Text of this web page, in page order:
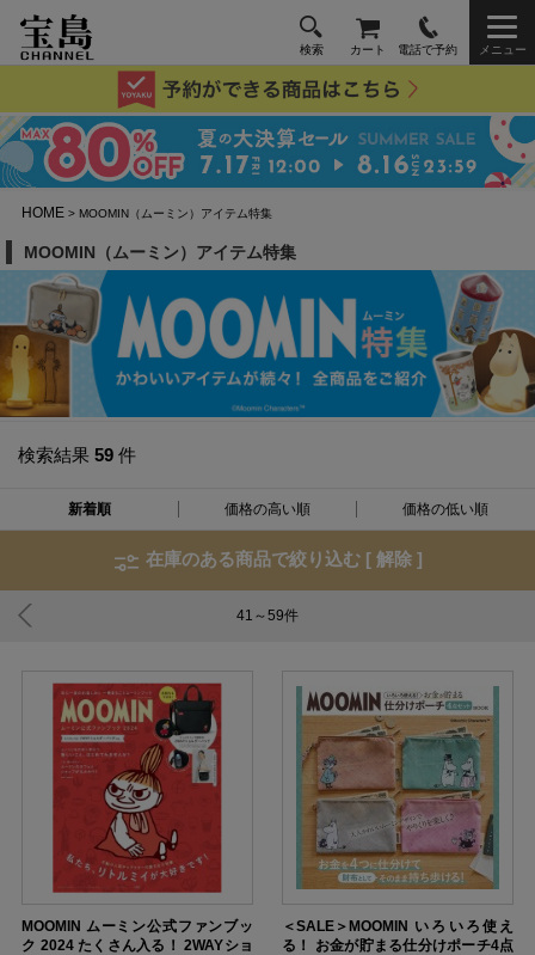
検索 カート 電話で予約 メニュー
HOME > MOOMIN（ムーミン）アイテム特集
MOOMIN（ムーミン）アイテム特集
検索結果 59 件
新着順 価格の高い順 価格の低い順
在庫のある商品で絞り込む [ 解除 ]
41～59件
MOOMIN ムーミン公式ファンブッ
ク 2024 たくさん入る！ 2WAYショ
＜SALE＞MOOMIN いろいろ使え
る！ お金が貯まる仕分けポーチ4点